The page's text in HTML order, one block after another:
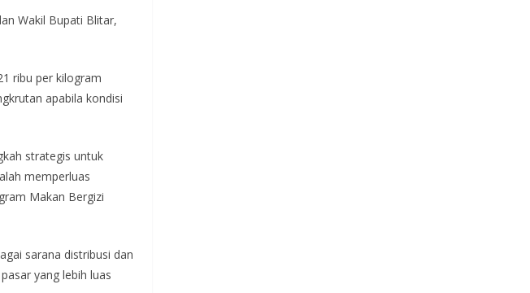
Wakil Bupati Blitar,
ribu per kilogram
apabila kondisi
strategis untuk
memperluas
Makan Bergizi
sarana distribusi dan
yang lebih luas